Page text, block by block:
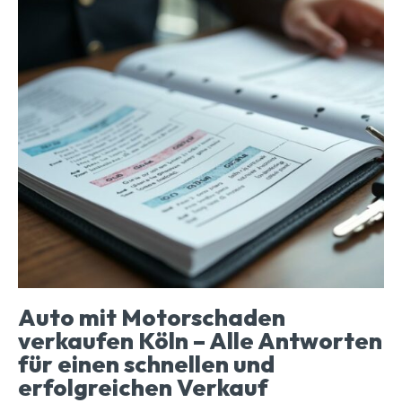
Auto mit Motorschaden
verkaufen Köln – Alle Antworten
für einen schnellen und
erfolgreichen Verkauf